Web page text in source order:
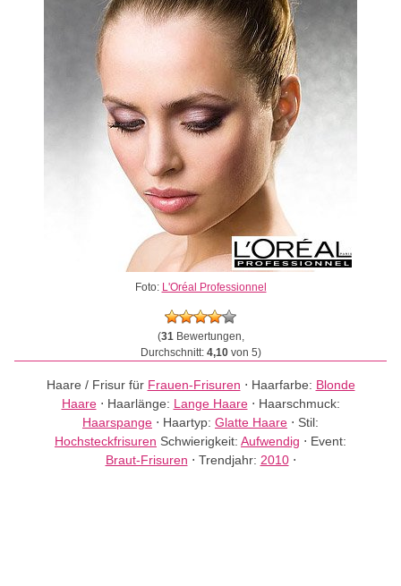
Foto: L'Oréal Professionnel
(31Bewertungen,
Durchschnitt: 4,10von 5)
Haare / Frisur für Frauen-Frisuren ⋅ Haarfarbe: Blonde
Haare⋅ Haarlänge: Lange Haare⋅ Haarschmuck:
Haarspange ⋅ Haartyp: Glatte Haare ⋅ Stil:
Hochsteckfrisuren Schwierigkeit: Aufwendig ⋅ Event:
Braut-Frisuren ⋅ Trendjahr: 2010⋅